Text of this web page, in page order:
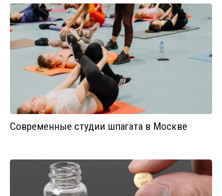
Современные студии шпагата в Москве